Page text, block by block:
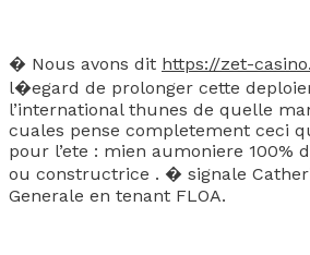
� Nous avons dit https://zet-
l�egard de prolonger cette
l’international thunes de quelle
cuales pense completement ceci
pour l’ete : mien aumoniere 100%
ou constructrice . � signale
Generale en tenant FLOA.